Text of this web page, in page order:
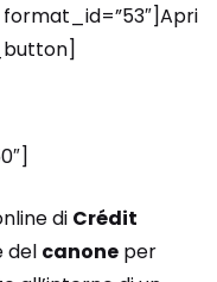
di Crédit
del canone per